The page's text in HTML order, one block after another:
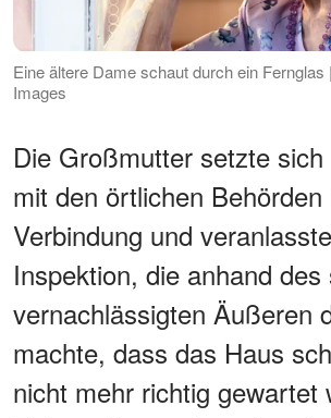
Eine ältere Dame schaut durch ein Fernglas
Images
Die Großmutter setzte
mit den örtlichen Behörden
Verbindung und
Inspektion, die anhand des
vernachlässigten Äußeren
machte, dass das Haus
nicht mehr richtig gewartet